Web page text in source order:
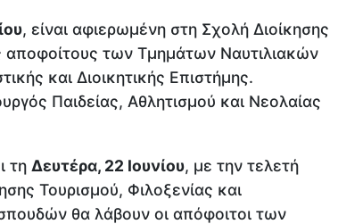
, είναι αφιερωμένη στη Σχολή Διοίκησης
αποφοίτους των Τμημάτων Ναυτιλιακών
και Διοικητικής Επιστήμης.
Παιδείας, Αθλητισμού και Νεολαίας
τη Δευτέρα, 22 Ιουνίου, με την τελετή
Τουρισμού, Φιλοξενίας και
θα λάβουν οι απόφοιτοι των